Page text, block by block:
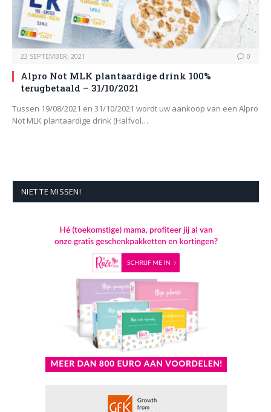
23 SEPTEMBER, 2021 0
Alpro Not MLK plantaardige drink 100%
terugbetaald – 31/10/2021
Tussen 19/08/2021 en 31/10/2021 wordt uw aankoop van een Alpro
Not MLK plantaardige drink (Halfvol…
NIET TE MISSEN!